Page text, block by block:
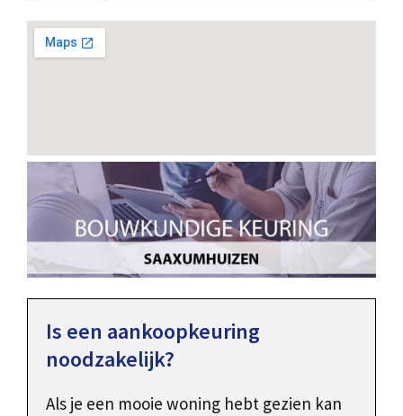
Is een aankoopkeuring
noodzakelijk?
Als je een mooie woning hebt gezien kan